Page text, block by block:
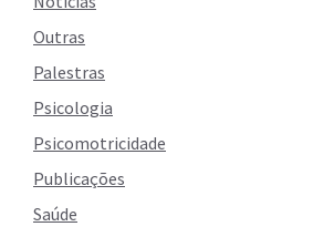
Outras
Palestras
Psicologia
Psicomotricidade
Publicações
Saúde